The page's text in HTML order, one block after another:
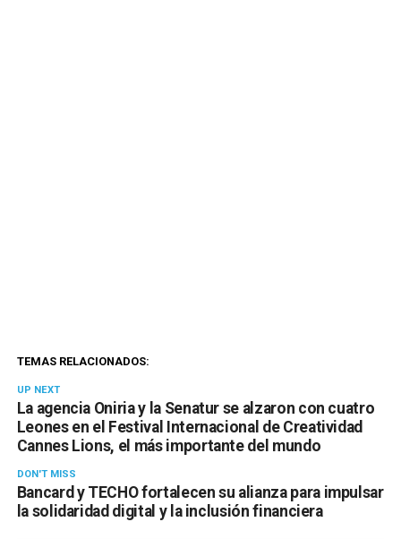
TEMAS RELACIONADOS:
UP NEXT
La agencia Oniria y la Senatur se alzaron con cuatro
Leones en el Festival Internacional de Creatividad
Cannes Lions, el más importante del mundo
DON'T MISS
Bancard y TECHO fortalecen su alianza para impulsar
la solidaridad digital y la inclusión financiera